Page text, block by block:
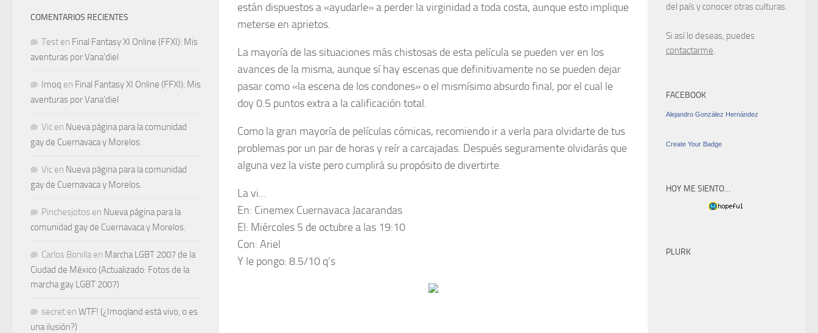
están dispuestos a «ayudarle» a perder la virginidad a toda costa, aunque esto implique
meterse en aprietos.
La mayoría de las situaciones más chistosas de esta película se pueden ver en los
avances de la misma, aunque sí hay escenas que definitivamente no se pueden dejar
pasar como «la escena de los condones» o el mismísimo absurdo final, por el cual le
doy 0.5 puntos extra a la calificación total.
Como la gran mayoría de películas cómicas, recomiendo ir a verla para olvidarte de tus
problemas por un par de horas y reír a carcajadas. Después seguramente olvidarás que
alguna vez la viste pero cumplirá su propósito de divertirte.
La vi…
En: Cinemex Cuernavaca Jacarandas
El: Miércoles 5 de octubre a las 19:10
Con: Ariel
Y le pongo: 8.5/10 q’s
COMENTARIOS RECIENTES
Test en Final Fantasy XI Online (FFXI): Mis
aventuras por Vana’diel
Imoq en Final Fantasy XI Online (FFXI): Mis
aventuras por Vana’diel
Vic en Nueva página para la comunidad
gay de Cuernavaca y Morelos.
Vic en Nueva página para la comunidad
gay de Cuernavaca y Morelos.
Pinchesjotos en Nueva página para la
comunidad gay de Cuernavaca y Morelos.
Carlos Bonilla en Marcha LGBT 2007 de la
Ciudad de México (Actualizado: Fotos de la
marcha gay LGBT 2007)
secret en WTF! (¿Imoqland está vivo, o es
una ilusión?)
del país y conocer otras culturas.
Si así lo deseas, puedes
contactarme.
FACEBOOK
Alejandro González Hernández
Create Your Badge
HOY ME SIENTO…
PLURK